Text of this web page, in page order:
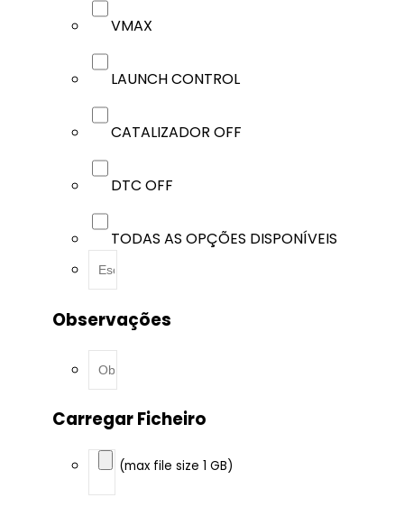
VMAX
LAUNCH CONTROL
CATALIZADOR OFF
DTC OFF
TODAS AS OPÇÕES DISPONÍVEIS
Observações
Carregar Ficheiro
(max file size 1 GB)